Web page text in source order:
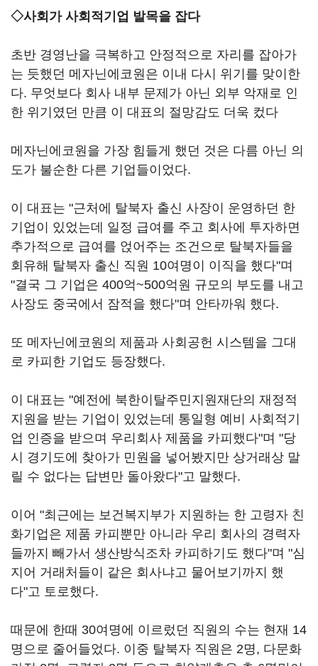
◇사회가 사회적기업 발목을 잡다
초반 경영난을 극복하고 안정적으로 자리를 잡아가
는 듯했던 메자닌에코원은 이내 다시 위기를 맞이한
다. 무엇보다 회사 내부 문제가 아닌 외부 악재로 인
한 위기였던 만큼 이 대표의 절망감도 더욱 컸다
메자닌에코원을 가장 힘들게 했던 것은 다름 아닌 의
도가 불순한 다른 기업들이었다.
이 대표는 "근처에 탈북자 출신 사장이 운영하던 한
기업이 있었는데 일정 급여를 주고 회사에 투자하면
추가적으로 급여를 얹어주는 조건으로 탈북자들을
회유해 탈북자 출신 직원 10여명이 이직을 했다"며
"결국 그 기업은 400억~500억원 규모의 부도를 내고
사장도 중국에서 잠적을 했다"며 안타까워 했다.
또 메자닌에코원의 제품과 사회공헌 시스템을 그대
로 카피한 기업도 등장했다.
이 대표는 "예전에 북한이탈주민지원재단의 재정적
지원을 받는 기업이 있었는데 통일형 예비 사회적기
업 인증을 받으며 우리회사 제품을 카피했다"며 "당
시 경기도에 찾아가 민원을 넣어봤지만 상거래상 말
릴 수 없다는 답변만 돌아왔다"고 말했다.
이어 "최근에는 보건복지부가 지원하는 한 고령자 친
화기업은 제품 카피뿐만 아니라 우리 회사의 경력자
들까지 빼가서 생산방식조차 카피하기도 했다"며 "심
지어 거래처들이 같은 회사냐고 물어보기까지 했
다"고 토로했다.
때문에 한때 30여명에 이르렀던 직원의 수는 현재 14
명으로 줄어들었다. 이중 탈북자 직원은 2명, 다문화